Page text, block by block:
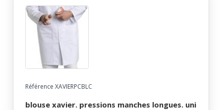
Référence XAVIERPCBLC
blouse xavier. pressions manches longues. uni